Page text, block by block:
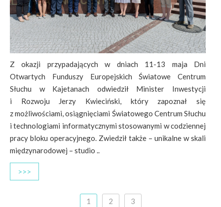
Z okazji przypadających w dniach 11-13 maja Dni
Otwartych Funduszy Europejskich Światowe Centrum
Słuchu w Kajetanach odwiedził Minister Inwestycji
i Rozwoju Jerzy Kwieciński, który zapoznał się
z możliwościami, osiągnięciami Światowego Centrum Słuchu
i technologiami informatycznymi stosowanymi w codziennej
pracy bloku operacyjnego. Zwiedził także – unikalne w skali
międzynarodowej – studio ..
>>>
1 2 3